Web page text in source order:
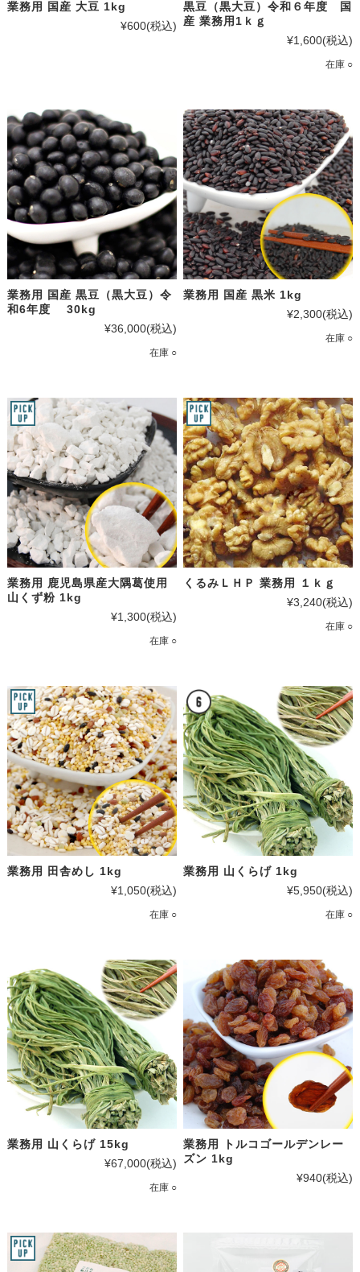
業務用 国産 大豆 1kg
¥600(税込)
黒豆（黒大豆）令和６年度 国
産 業務用1ｋｇ
¥1,600(税込)
在庫 ○
業務用 国産 黒豆（黒大豆）令
和6年度 30kg
¥36,000(税込)
在庫 ○
業務用 国産 黒米 1kg
¥2,300(税込)
在庫 ○
業務用 鹿児島県産大隅葛使用
山くず粉 1kg
¥1,300(税込)
在庫 ○
くるみＬＨＰ 業務用 １ｋｇ
¥3,240(税込)
在庫 ○
業務用 田舎めし 1kg
¥1,050(税込)
在庫 ○
業務用 山くらげ 1kg
¥5,950(税込)
在庫 ○
業務用 山くらげ 15kg
¥67,000(税込)
在庫 ○
業務用 トルコゴールデンレー
ズン 1kg
¥940(税込)